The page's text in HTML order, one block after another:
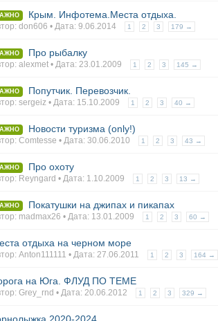
Крым. Инфотема.Места отдыха.
don606 • Дата:9.06.2014 1 2 3 179 →
Про рыбалку
alexmet • Дата:23.01.2009 1 2 3 145 →
Попутчик. Перевозчик.
sergeiz • Дата: 15.10.2009 1 2 3 40 →
Новости туризма (only!)
Comtesse • Дата:30.06.2010 1 2 3 43 →
Про охоту
Reyngard • Дата: 1.10.2009 1 2 3 13 →
Покатушки на джипах и пикапах
madmax26 • Дата: 13.01.2009 1 2 3 60 →
отдыха на черном море
Anton111111 • Дата:27.06.2011 1 2 3 164 →
на Юга. ФЛУД ПО ТЕМЕ
Grey_rnd • Дата:20.06.2012 1 2 3 329 →